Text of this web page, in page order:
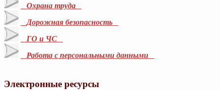
Охрана труда
Дорожная безопасность
ГО и ЧС
Работа с персональными данными
Электронные ресурсы